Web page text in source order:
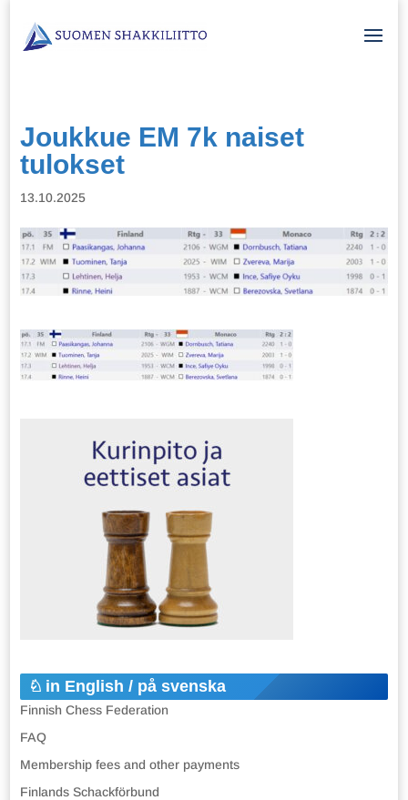
Joukkue EM 7k naiset
tulokset
13.10.2025
in English / på svenska
Finnish Chess Federation
FAQ
Membership fees and other payments
Finlands Schackförbund